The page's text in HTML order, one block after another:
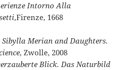
Intorno Alla
,Firenze, 1668
Merian and Daughters.
, Zwolle, 2008
Blick. Das Naturbild